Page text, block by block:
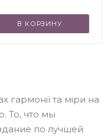
В КОРЗИНУ
гармонії та міри на
То, что мы
по лучшей